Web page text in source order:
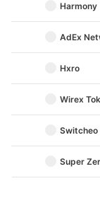
Harmony
AdEx
Hxro
Wirex
Switcheo
Super